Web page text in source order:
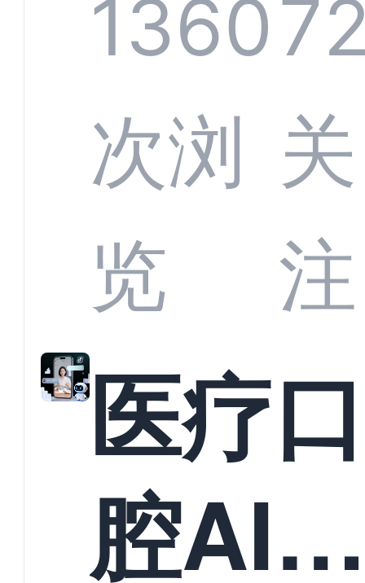
定义行
业标
准？
CRM
何助力
教育机
构实现
1360
次浏
览
关
注
医疗口
腔AI